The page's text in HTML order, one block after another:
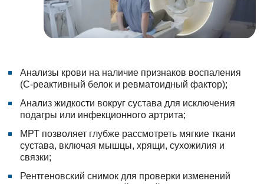
Анализы крови на наличие признаков воспаления
(С-реактивный белок и ревматоидный фактор);
Анализ жидкости вокруг сустава для исключения
подагры или инфекционного артрита;
МРТ позволяет глубже рассмотреть мягкие ткани
сустава, включая мышцы, хрящи, сухожилия и
связки;
Рентгеновский снимок для проверки изменений